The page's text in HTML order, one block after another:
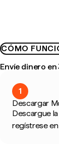
CÓMO
Envíe dinero en
1
Descargar
Descargue
regístrese